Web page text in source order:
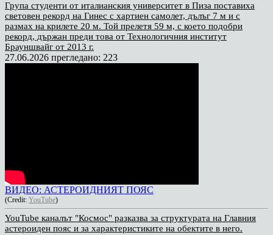
Група студенти от италианския университет в Пиза поставиха
световен рекорд на Гинес с хартиен самолет, дълъг 7 м и с
размах на крилете 20 м. Той прелетя 59 м, с което подобри
рекорд, държан преди това от Технологичния институт
Брауншвайг от 2013 г.
27.06.2026 прегледано: 223
ВИДЕО: АСТЕРОИДНИЯТ ПОЯС
(Credit: YouTube)
YouTube каналът "Космос" разказва за структурата на Главния
астероиден пояс и за характеристиките на обектите в него.